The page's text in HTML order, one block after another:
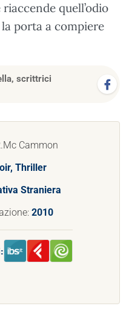
quell’odio
porta a compiere
scrittrici
Cammon
Thriller
Straniera
2010